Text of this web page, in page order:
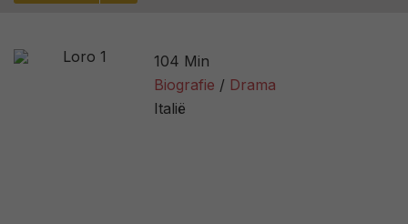
2,9/ 6
104 Min
Biografie
Drama
Italië